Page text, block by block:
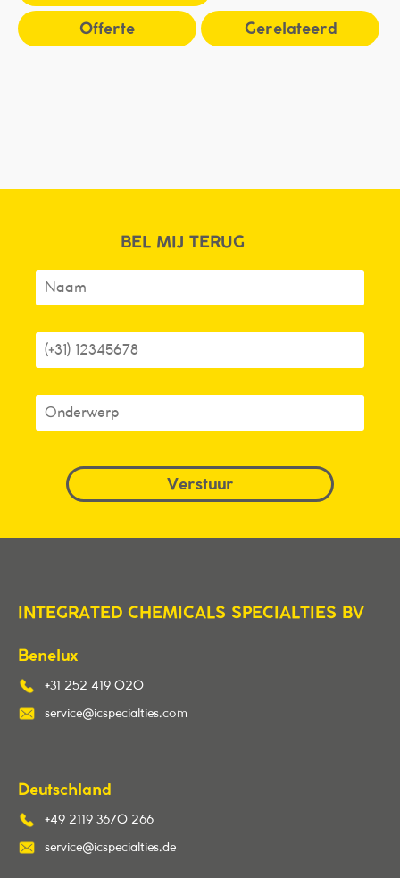
Offerte
Gerelateerd
BEL MIJ TERUG
INTEGRATED CHEMICALS SPECIALTIES BV
Benelux
+31 252 419 020
service@icspecialties.com
Deutschland
+49 2119 3670 266
service@icspecialties.de